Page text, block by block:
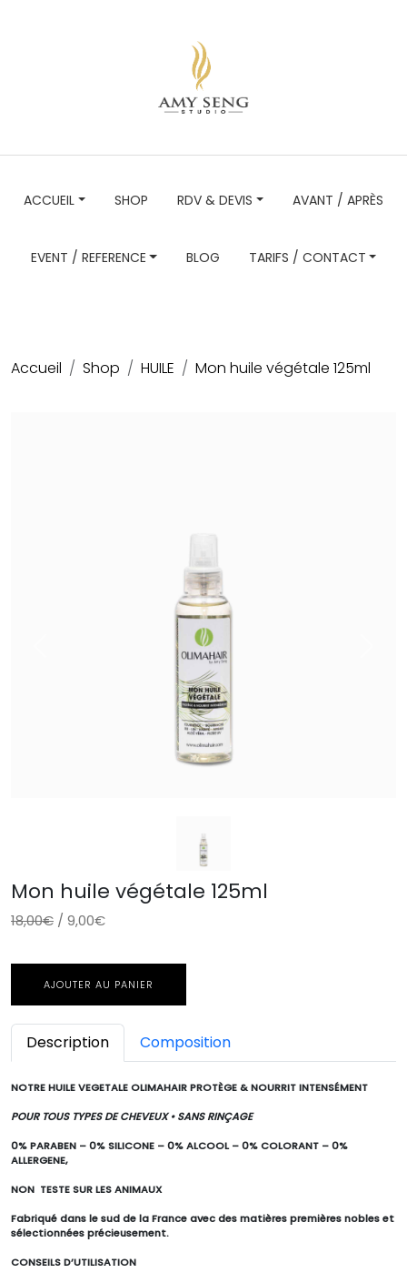
ACCUEIL SHOP RDV & DEVIS AVANT / APRÈS
EVENT / REFERENCE BLOG TARIFS / CONTACT
Accueil Shop HUILE Mon huile végétale 125ml
Mon huile végétale 125ml
18,00€ / 9,00€
AJOUTER AU PANIER
Description Composition
NOTRE HUILE VEGETALE OLIMAHAIR PROTÈGE & NOURRIT INTENSÉMENT
POUR TOUS TYPES DE CHEVEUX • SANS RINÇAGE
0% PARABEN – 0% SILICONE – 0% ALCOOL – 0% COLORANT – 0%
ALLERGENE,
NON TESTE SUR LES ANIMAUX
Fabriqué dans le sud de la France avec des matières premières nobles et
sélectionnées précieusement.
CONSEILS D’UTILISATION